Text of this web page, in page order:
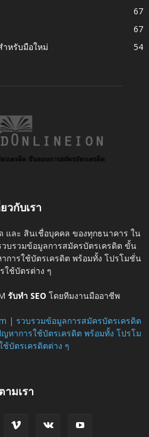
67
67
ำหรับมือใหม่
54
ยวกับเรา
และ สินเชื่อบุคคล ของทุกธนาคาร ใน
บรวมข้อมูลการสมัครบัตรเครดิต ขั้น
การใช้บัตรเครดิต พร้อมทั้ง โปรโมชั่น
ใช้บัตรต่าง ๆ
รับทำ SEO โดยทีมงานมืออาชีพ
| รวบรวมข้อมูลการสมัครบัตรเครดิต
หาการใช้บัตรเครดิต พร้อมทั้ง โปรโม
บัตรเครดิตต่าง ๆ
ามเรา